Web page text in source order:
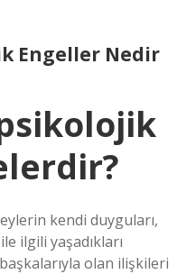
Engeller Nedir
kendi duyguları,
ilgili yaşadıkları
olan ilişkileri